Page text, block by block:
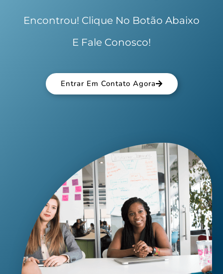
Encontrou! Clique No Botão Abaixo
E Fale Conosco!
Entrar Em Contato Agora